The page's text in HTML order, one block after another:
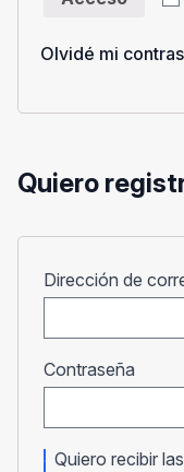
Olvidé mi
Quiero
Dirección de
Contraseña
Quiero recibir